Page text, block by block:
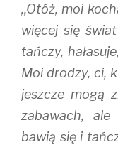
w
w
i
n
o
)
e
w
w
n
d
w
)
i
w
,,Otóż, moi
więcej się
tańczy,
Moi drodzy, ci,
jeszcze mogą
zabawach,
bawią się i